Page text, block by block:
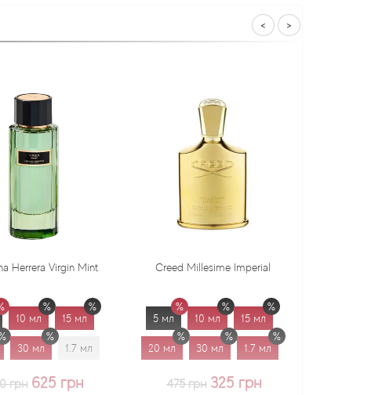
Creed Millesime Imperial
5 мл 15 мл
20 мл 1.7 мл
475 грн 325 грн
Dr. Gritti Tutu
5 мл
20 мл
< >